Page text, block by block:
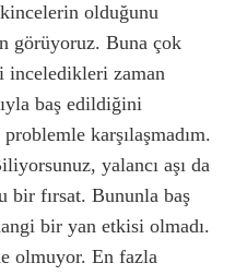
olduğunu
görüyoruz. Buna çok
inceledikleri zaman
baş edildiğini
karşılaşmadım.
yalancı aşı da
bir fırsat. Bununla baş
bir yan etkisi olmadı.
olmuyor. En fazla